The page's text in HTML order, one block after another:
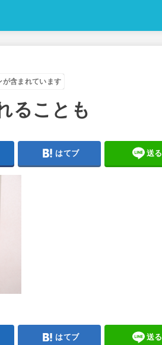
が含まれています
ることも
はてブ 送る
はてブ 送る